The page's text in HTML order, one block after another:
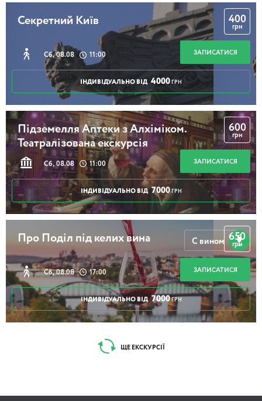
Секретний Київ
Сб, 08.08 11:00
400
грн
ЗАПИСАТИСЯ
ІНДИВІДУАЛЬНО ВІД 4000 ГРН
Підземелля Аптеки з Алхіміком.
Театралізована екскурсія
Сб, 08.08 11:00
600
грн
ЗАПИСАТИСЯ
ІНДИВІДУАЛЬНО ВІД 7000 ГРН
Про Поділ під келих вина
Сб, 08.08 17:00
650
грн
ЗАПИСАТИСЯ
ІНДИВІДУАЛЬНО ВІД 7000 ГРН
С вином
ЩЕ ЕКСКУРСІЇ